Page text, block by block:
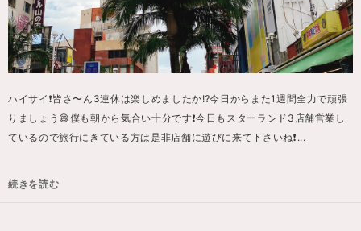
ハイサイ❗️皆さ〜ん3連休は楽しめましたか⁉️今日からまた1週間全力で頑張
りましょう😄僕も朝から気合い十分です❗️今日もスターランド3店舗営業し
ているので旅行にきている方は是非店舗に遊びに来て下さいね❗️...
続きを読む